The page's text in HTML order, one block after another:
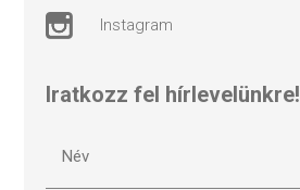
instagram
Iratkozz fel hírlevelünkre!